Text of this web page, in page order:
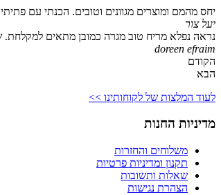
יחס מהמם ומוצרים מגוונים וטובים. הכנתי עם
יעל צור
נראה נפלא מריח טוב מגרה כמובן מתאים למקלחת.
doreen efraim
הקודם
הבא
לעוד המלצות של לקוחותינו >>
מדיניות החנות
משלוחים והחזרות
תקנון ומדיניות פרטיות
שאלות ותשובות
הצהרת נגישות